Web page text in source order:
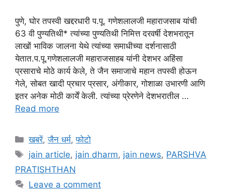
पुणे, घोर तपस्वी खद्दरधारी प.पू. गणेशलालजी महाराजसाब यांची
63 वी पुण्यतिथी* त्यांच्या पुण्यतिथी निमित्त दरवर्षी देशभरातून
लाखों भाविक जालना येथे त्यांच्या समाधीच्या दर्शनासाठी
येतात.प.पू.गणेशलालजी महाराजसाहब यांनी देशभर अहिंसा
प्रसाराचे मोठे कार्य केले, ते जैन समाजाचे महान तपस्वी होऊन
गेले, सोबत खादी प्रचार प्रसार, अंगीकार, गोशाळा उभारणी आणि
इतर अनेक मोठी कार्यें केली. त्यांच्या प्रेरणेने देशभरातील …
Read more
Categories
खबरें,जैन धर्म,फोटो
Tags
jain article, jain dharm, jain news, PARSHVA
PRATISHTHAN
Leave a comment